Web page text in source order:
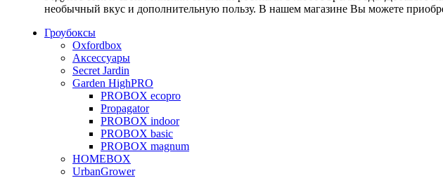
необычный вкус и дополнительную пользу. В нашем магазине Вы можете
Гроубоксы
Oxfordbox
Аксессуары
Secret Jardin
Garden HighPRO
PROBOX ecopro
Propagator
PROBOX indoor
PROBOX basic
PROBOX magnum
HOMEBOX
UrbanGrower